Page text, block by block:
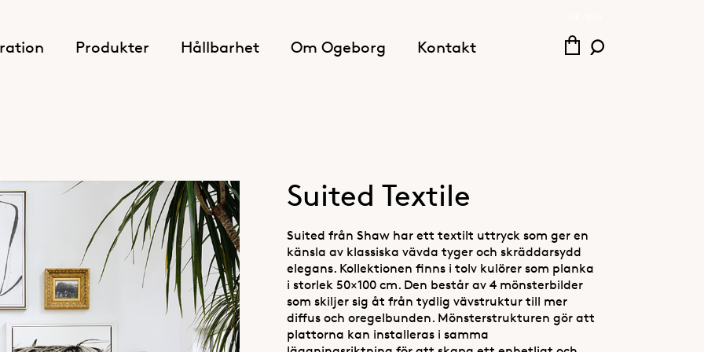
Produkter Hållbarhet Om Ogeborg Kontakt
Suited Textile
Suited från Shaw har ett textilt uttryck som ger en
känsla av klassiska vävda tyger och skräddarsydd
elegans. Kollektionen finns i tolv kulörer som planka
i storlek 50×100 cm. Den består av 4 mönsterbilder
som skiljer sig åt från tydlig vävstruktur till mer
diffus och oregelbunden. Mönsterstrukturen gör att
plattorna kan installeras i samma